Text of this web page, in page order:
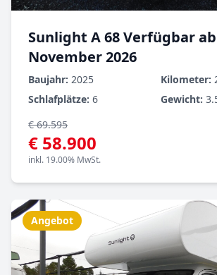
Sunlight A 68 Verfügbar ab
November 2026
Baujahr: 2025 Kilometer:
Schlafplätze: 6 Gewicht:
€ 69.595
€ 58.900
inkl. 19.00% MwSt.
Angebot